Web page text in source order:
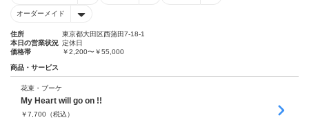
オーダーメイド
住所
東京都大田区西蒲田7-18-1
本日の営業状況 定休日
価格帯
￥2,200〜￥55,000
商品・サービス
花束・ブーケ
My Heart will go on !!
￥7,700 （税込）